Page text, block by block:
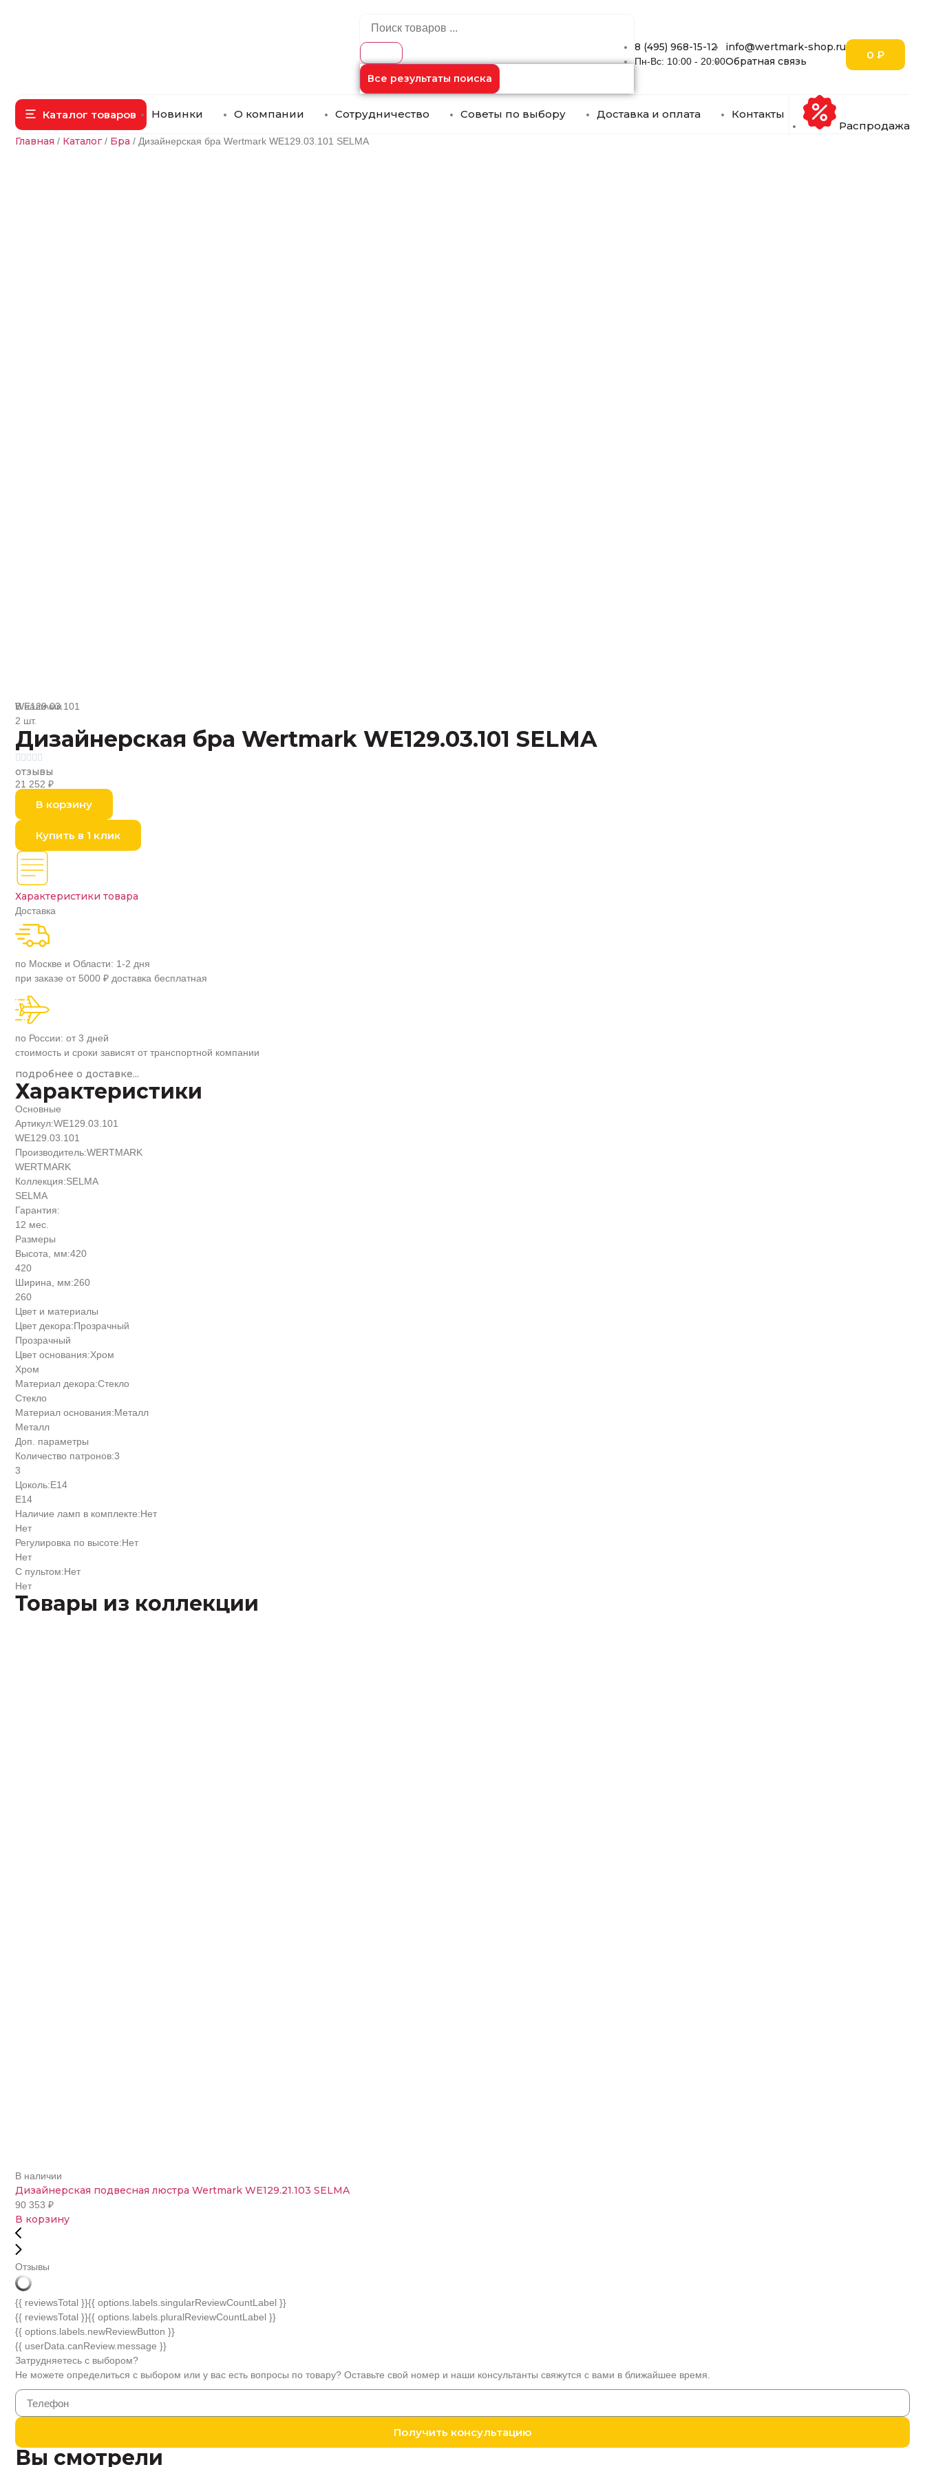
Все результаты поиска
8 (495) 968-15-12
Пн-Вс: 10:00 - 20:00
info@wertmark-shop.ru
Обратная связь
0 ₽
Каталог товаров Новинки О компании Сотрудничество Советы по выбору Доставка и оплата
Контакты
Распродажа
Главная / Каталог/ Бра / Дизайнерская бра Wertmark WE129.03.101 SELMA
В наличии
2 шт.
Дизайнерская бра Wertmark WE129.03.101 SELMA
WE129.03.101
    
отзывы
21 252 ₽
В корзину
Купить в 1 клик
Характеристики товара
Доставка
по Москве и Области: 1-2 дня
при заказе от 5000 ₽ доставка бесплатная
по России: от 3 дней
стоимость и сроки зависят от транспортной компании
подробнее о доставке...
Характеристики
Основные
Артикул:WE129.03.101
WE129.03.101
Производитель:WERTMARK
WERTMARK
Коллекция:SELMA
SELMA
Гарантия:
12 мес.
Размеры
Высота, мм:420
420
Ширина, мм:260
260
Цвет и материалы
Цвет декора:Прозрачный
Прозрачный
Цвет основания:Хром
Хром
Материал декора:Стекло
Стекло
Материал основания:Металл
Металл
Доп. параметры
Количество патронов:3
3
Цоколь:Е14
Е14
Наличие ламп в комплекте:Нет
Нет
Регулировка по высоте:Нет
Нет
С пультом:Нет
Нет
Товары из коллекции
В наличии
Дизайнерская подвесная люстра Wertmark WE129.21.103 SELMA
90 353 ₽
В корзину
Отзывы
{{ reviewsTotal }}{{ options.labels.singularReviewCountLabel }}
{{ reviewsTotal }}{{ options.labels.pluralReviewCountLabel }}
{{ options.labels.newReviewButton }}
{{ userData.canReview.message }}
Затрудняетесь с выбором?
Не можете определиться с выбором или у вас есть вопросы по товару? Оставьте свой номер и наши консультанты свяжутся с вами в ближайшее время.
Получить консультацию
Вы смотрели